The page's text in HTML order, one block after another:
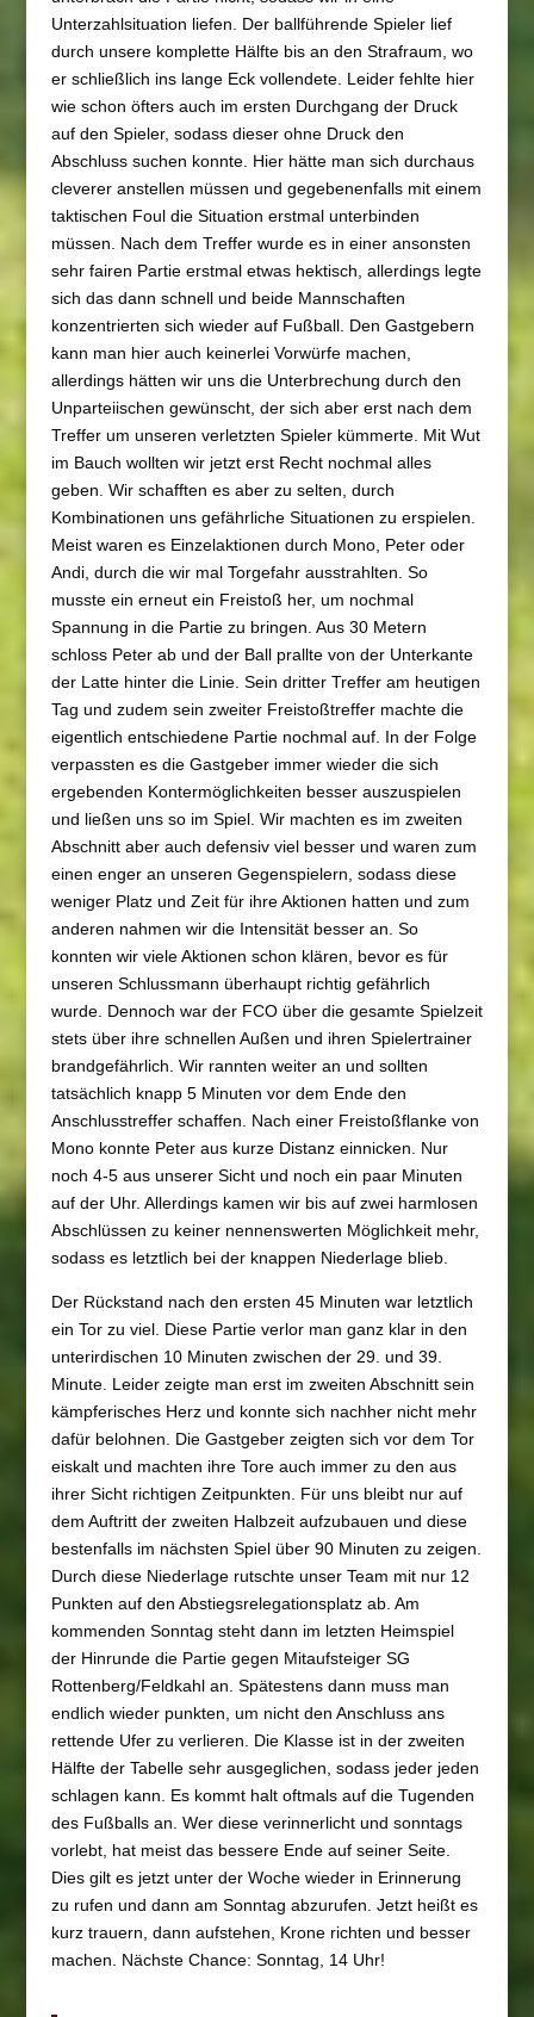
Unterzahlsituation liefen. Der ballführende Spieler lief
durch unsere komplette Hälfte bis an den Strafraum, wo
er schließlich ins lange Eck vollendete. Leider fehlte hier
wie schon öfters auch im ersten Durchgang der Druck
auf den Spieler, sodass dieser ohne Druck den
Abschluss suchen konnte. Hier hätte man sich durchaus
cleverer anstellen müssen und gegebenenfalls mit einem
taktischen Foul die Situation erstmal unterbinden
müssen. Nach dem Treffer wurde es in einer ansonsten
sehr fairen Partie erstmal etwas hektisch, allerdings legte
sich das dann schnell und beide Mannschaften
konzentrierten sich wieder auf Fußball. Den Gastgebern
kann man hier auch keinerlei Vorwürfe machen,
allerdings hätten wir uns die Unterbrechung durch den
Unparteiischen gewünscht, der sich aber erst nach dem
Treffer um unseren verletzten Spieler kümmerte. Mit Wut
im Bauch wollten wir jetzt erst Recht nochmal alles
geben. Wir schafften es aber zu selten, durch
Kombinationen uns gefährliche Situationen zu erspielen.
Meist waren es Einzelaktionen durch Mono, Peter oder
Andi, durch die wir mal Torgefahr ausstrahlten. So
musste ein erneut ein Freistoß her, um nochmal
Spannung in die Partie zu bringen. Aus 30 Metern
schloss Peter ab und der Ball prallte von der Unterkante
der Latte hinter die Linie. Sein dritter Treffer am heutigen
Tag und zudem sein zweiter Freistoßtreffer machte die
eigentlich entschiedene Partie nochmal auf. In der Folge
verpassten es die Gastgeber immer wieder die sich
ergebenden Kontermöglichkeiten besser auszuspielen
und ließen uns so im Spiel. Wir machten es im zweiten
Abschnitt aber auch defensiv viel besser und waren zum
einen enger an unseren Gegenspielern, sodass diese
weniger Platz und Zeit für ihre Aktionen hatten und zum
anderen nahmen wir die Intensität besser an. So
konnten wir viele Aktionen schon klären, bevor es für
unseren Schlussmann überhaupt richtig gefährlich
wurde. Dennoch war der FCO über die gesamte Spielzeit
stets über ihre schnellen Außen und ihren Spielertrainer
brandgefährlich. Wir rannten weiter an und sollten
tatsächlich knapp 5 Minuten vor dem Ende den
Anschlusstreffer schaffen. Nach einer Freistoßflanke von
Mono konnte Peter aus kurze Distanz einnicken. Nur
noch 4-5 aus unserer Sicht und noch ein paar Minuten
auf der Uhr. Allerdings kamen wir bis auf zwei harmlosen
Abschlüssen zu keiner nennenswerten Möglichkeit mehr,
sodass es letztlich bei der knappen Niederlage blieb.
Der Rückstand nach den ersten 45 Minuten war letztlich
ein Tor zu viel. Diese Partie verlor man ganz klar in den
unterirdischen 10 Minuten zwischen der 29. und 39.
Minute. Leider zeigte man erst im zweiten Abschnitt sein
kämpferisches Herz und konnte sich nachher nicht mehr
dafür belohnen. Die Gastgeber zeigten sich vor dem Tor
eiskalt und machten ihre Tore auch immer zu den aus
ihrer Sicht richtigen Zeitpunkten. Für uns bleibt nur auf
dem Auftritt der zweiten Halbzeit aufzubauen und diese
bestenfalls im nächsten Spiel über 90 Minuten zu zeigen.
Durch diese Niederlage rutschte unser Team mit nur 12
Punkten auf den Abstiegsrelegationsplatz ab. Am
kommenden Sonntag steht dann im letzten Heimspiel
der Hinrunde die Partie gegen Mitaufsteiger SG
Rottenberg/Feldkahl an. Spätestens dann muss man
endlich wieder punkten, um nicht den Anschluss ans
rettende Ufer zu verlieren. Die Klasse ist in der zweiten
Hälfte der Tabelle sehr ausgeglichen, sodass jeder jeden
schlagen kann. Es kommt halt oftmals auf die Tugenden
des Fußballs an. Wer diese verinnerlicht und sonntags
vorlebt, hat meist das bessere Ende auf seiner Seite.
Dies gilt es jetzt unter der Woche wieder in Erinnerung
zu rufen und dann am Sonntag abzurufen. Jetzt heißt es
kurz trauern, dann aufstehen, Krone richten und besser
machen. Nächste Chance: Sonntag, 14 Uhr!